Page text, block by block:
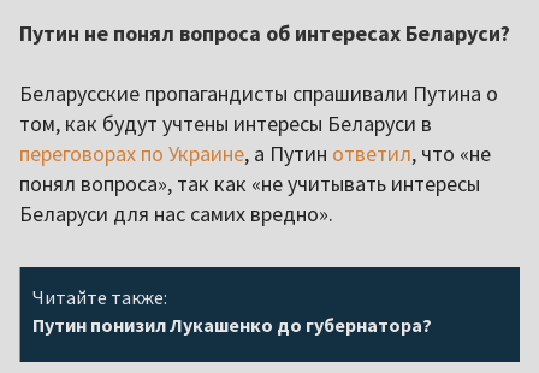
Путин не понял вопроса об интересах Беларуси?
Беларусские пропагандисты спрашивали Путина о
том, как будут учтены интересы Беларуси в
переговорах по Украине, а Путин ответил, что «не
понял вопроса», так как «не учитывать интересы
Беларуси для нас самих вредно».
Читайте также:
Путин понизил Лукашенко до губернатора?